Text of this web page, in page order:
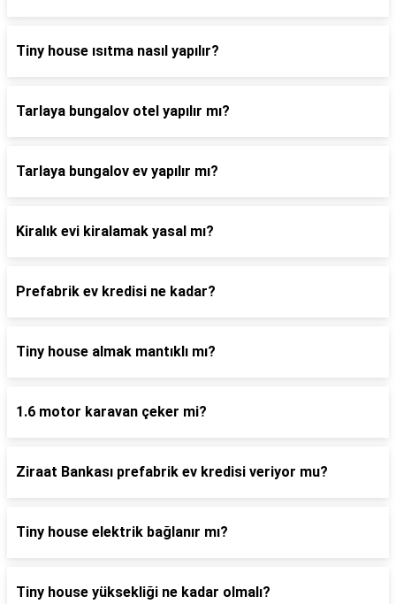
Tiny house ısıtma nasıl yapılır?
Tarlaya bungalov otel yapılır mı?
Tarlaya bungalov ev yapılır mı?
Kiralık evi kiralamak yasal mı?
Prefabrik ev kredisi ne kadar?
Tiny house almak mantıklı mı?
1.6 motor karavan çeker mi?
Ziraat Bankası prefabrik ev kredisi veriyor mu?
Tiny house elektrik bağlanır mı?
Tiny house yüksekliği ne kadar olmalı?